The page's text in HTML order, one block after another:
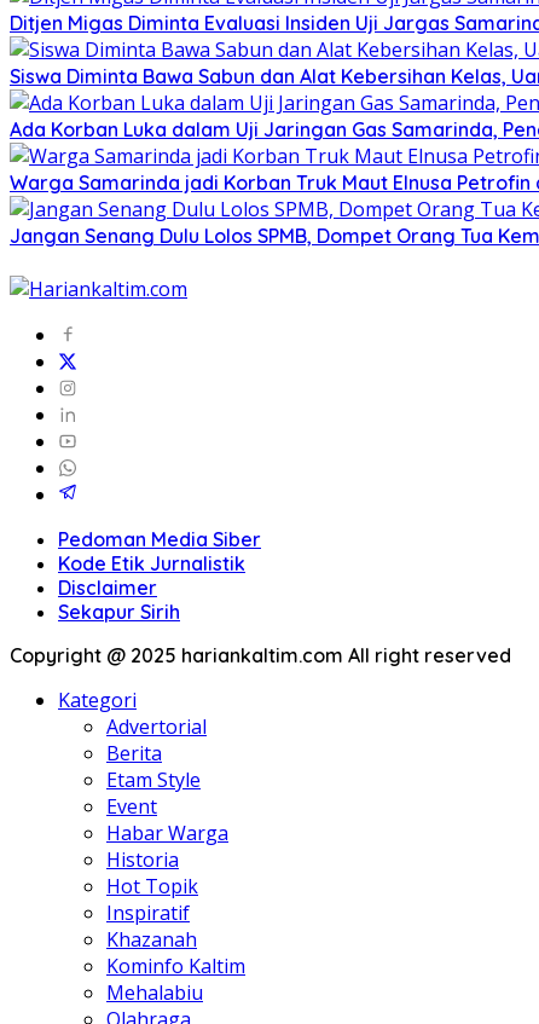
Ditjen Migas Diminta Evaluasi Insiden Uji Jargas
Siswa Diminta Bawa Sabun dan Alat Kebersihan Kelas,
Ada Korban Luka dalam Uji Jaringan Gas Samarinda,
Warga Samarinda jadi Korban Truk Maut Elnusa
Jangan Senang Dulu Lolos SPMB, Dompet Orang Tua
Pedoman Media Siber
Kode Etik Jurnalistik
Disclaimer
Sekapur Sirih
Copyright @ 2025 hariankaltim.com All right reserved
Kategori
Advertorial
Berita
Etam Style
Event
Habar Warga
Historia
Hot Topik
Inspiratif
Khazanah
Kominfo Kaltim
Mehalabiu